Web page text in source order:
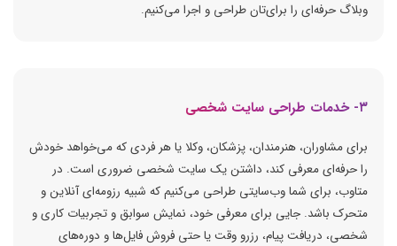
وبلاگ حرفه‌ای را برای‌تان طراحی و اجرا می‌کنیم.
۳- خدمات طراحی سایت شخصی
برای مشاوران، هنرمندان، پزشکان، وکلا یا هر فردی که می‌خواهد خودش
را حرفه‌ای معرفی کند، داشتن یک سایت شخصی ضروری است. در
متاوب، برای شما وب‌سایتی طراحی می‌کنیم که شبیه رزومه‌ای آنلاین و
متحرک باشد. جایی برای معرفی خود، نمایش سوابق و تجربیات کاری و
شخصی، دریافت پیام، رزرو وقت یا حتی فروش فایل‌ها و دوره‌های